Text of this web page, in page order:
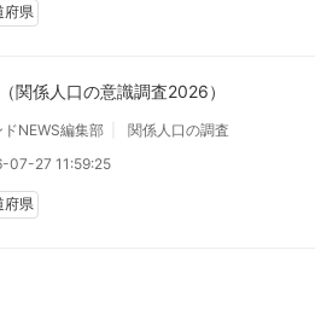
府県
関係人口の意識調査2026）
NEWS編集部
関係人口の調査
07-27 11:59:25
府県